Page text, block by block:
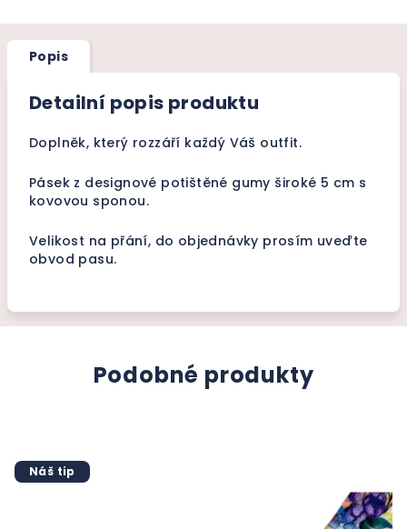
Popis
Detailní popis produktu
Doplněk, který rozzáří každý Váš outfit.
Pásek z designové potištěné gumy široké 5 cm s
kovovou sponou.
Velikost na přání, do objednávky prosím uveďte
obvod pasu.
Podobné produkty
Náš tip